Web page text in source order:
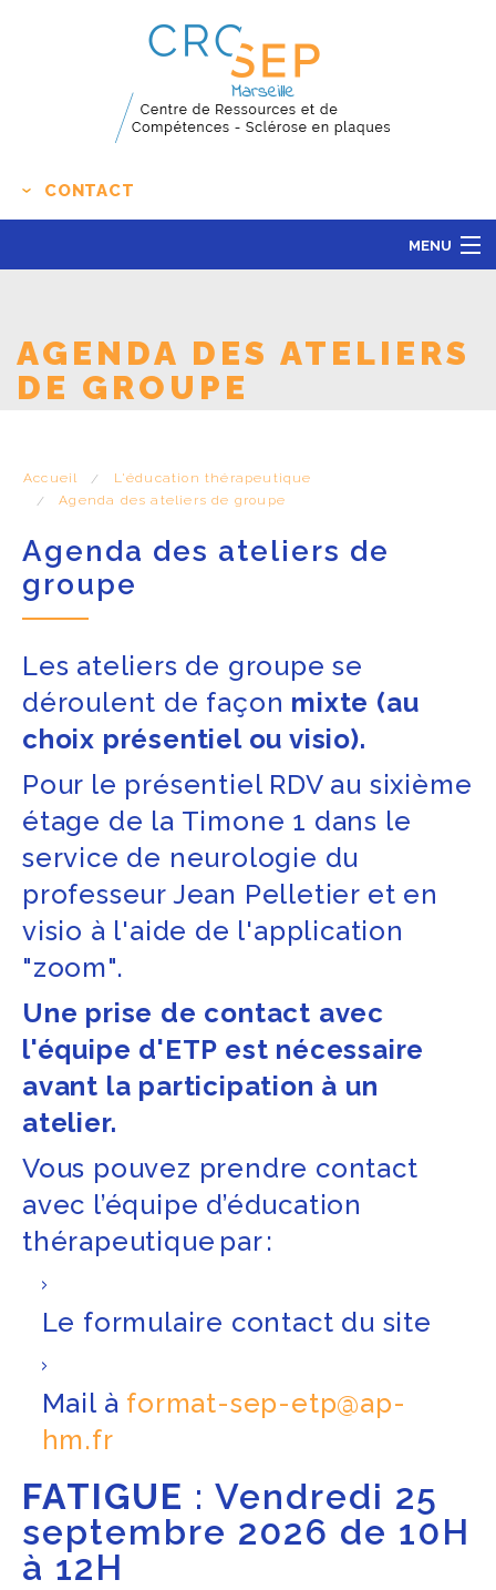
CONTACT
MENU
L'ÉDUCATION THÉRAPEUTIQUE
ACCÈS PRO
AGENDA DES ATELIERS
DE GROUPE
Accueil
L'éducation thérapeutique
Agenda des ateliers de groupe
Agenda des ateliers de
groupe
Les ateliers de groupe se
déroulent de façon mixte (au
choix présentiel ou visio).
Pour le présentiel RDV au sixième
étage de la Timone 1 dans le
service de neurologie du
professeur Jean Pelletier et en
visio à l'aide de l'application
"zoom".
Une prise de contact avec
l'équipe d'ETP est nécessaire
avant la participation à un
atelier.
Vous pouvez prendre contact
avec l’équipe d’éducation
thérapeutique par :
Le formulaire contact du site
Mail à format-sep-etp@ap-
hm.fr
FATIGUE : Vendredi 25
septembre 2026 de 10H
à 12H